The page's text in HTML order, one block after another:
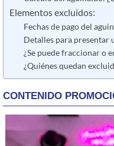
Elementos excluidos:
Fechas de pago del
Detalles para presentar
¿Se puede fraccionar o
¿Quiénes quedan